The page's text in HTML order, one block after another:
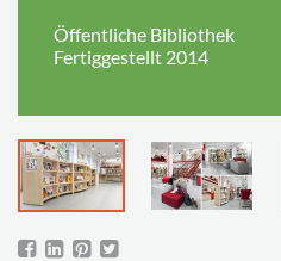
Öffentliche Bibliothek
Fertiggestellt 2014